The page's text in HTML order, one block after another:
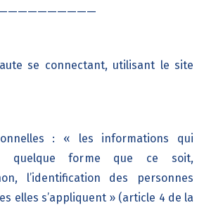
se connectant, utilisant le site
: « les informations qui
quelque forme que ce soit,
l’identification des personnes
elles s’appliquent » (article 4 de la